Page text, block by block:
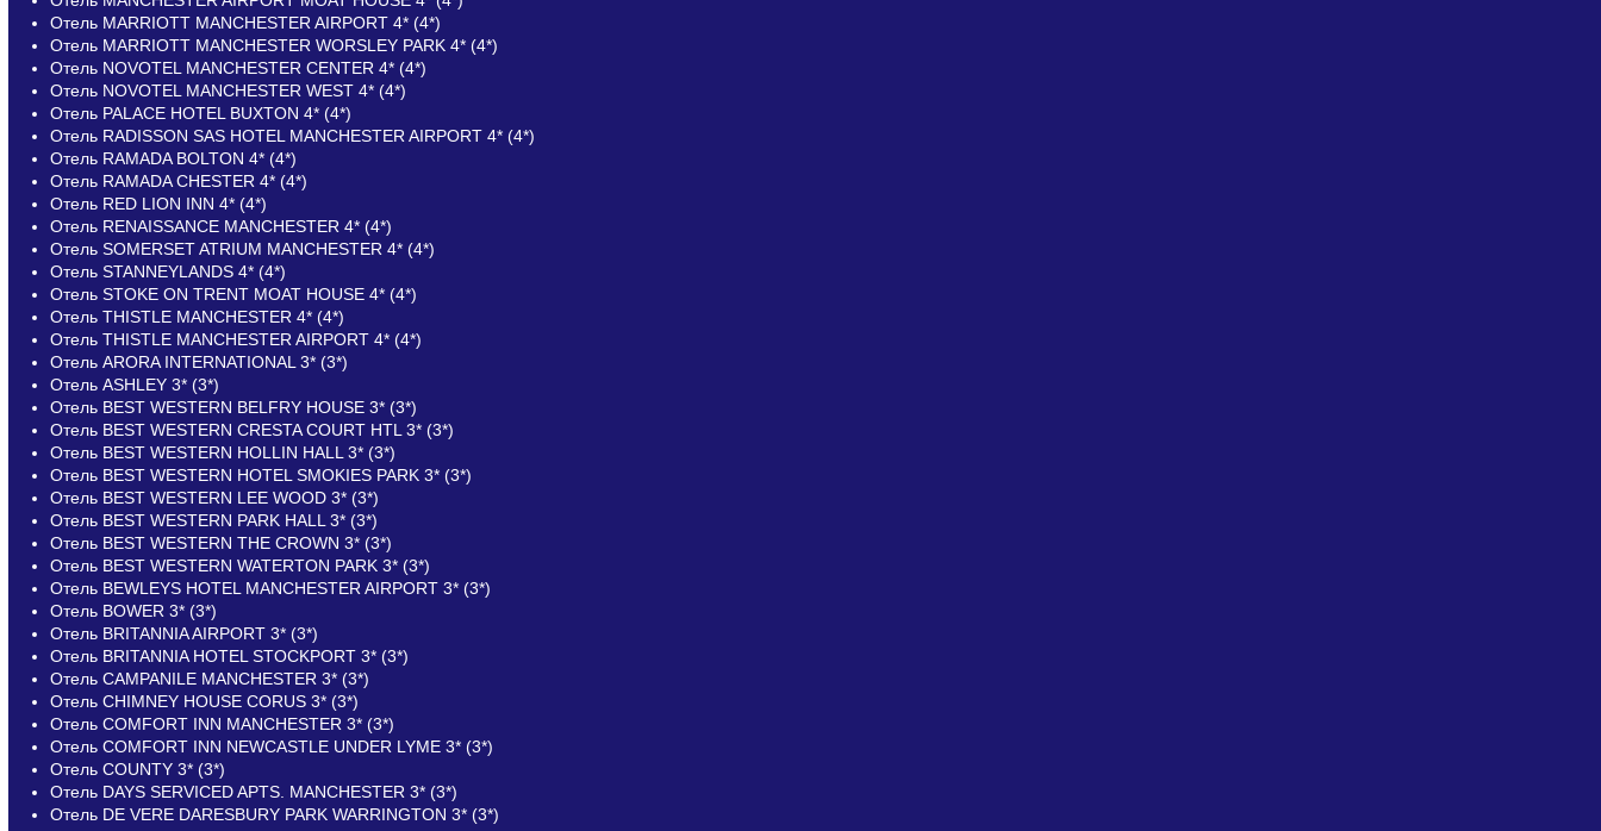
Отель MARRIOTT MANCHESTER AIRPORT 4* (4*)
Отель MARRIOTT MANCHESTER WORSLEY PARK 4* (4*)
Отель NOVOTEL MANCHESTER CENTER 4* (4*)
Отель NOVOTEL MANCHESTER WEST 4* (4*)
Отель PALACE HOTEL BUXTON 4* (4*)
Отель RADISSON SAS HOTEL MANCHESTER AIRPORT 4* (4*)
Отель RAMADA BOLTON 4* (4*)
Отель RAMADA CHESTER 4* (4*)
Отель RED LION INN 4* (4*)
Отель RENAISSANCE MANCHESTER 4* (4*)
Отель SOMERSET ATRIUM MANCHESTER 4* (4*)
Отель STANNEYLANDS 4* (4*)
Отель STOKE ON TRENT MOAT HOUSE 4* (4*)
Отель THISTLE MANCHESTER 4* (4*)
Отель THISTLE MANCHESTER AIRPORT 4* (4*)
Отель ARORA INTERNATIONAL 3* (3*)
Отель ASHLEY 3* (3*)
Отель BEST WESTERN BELFRY HOUSE 3* (3*)
Отель BEST WESTERN CRESTA COURT HTL 3* (3*)
Отель BEST WESTERN HOLLIN HALL 3* (3*)
Отель BEST WESTERN HOTEL SMOKIES PARK 3* (3*)
Отель BEST WESTERN LEE WOOD 3* (3*)
Отель BEST WESTERN PARK HALL 3* (3*)
Отель BEST WESTERN THE CROWN 3* (3*)
Отель BEST WESTERN WATERTON PARK 3* (3*)
Отель BEWLEYS HOTEL MANCHESTER AIRPORT 3* (3*)
Отель BOWER 3* (3*)
Отель BRITANNIA AIRPORT 3* (3*)
Отель BRITANNIA HOTEL STOCKPORT 3* (3*)
Отель CAMPANILE MANCHESTER 3* (3*)
Отель CHIMNEY HOUSE CORUS 3* (3*)
Отель COMFORT INN MANCHESTER 3* (3*)
Отель COMFORT INN NEWCASTLE UNDER LYME 3* (3*)
Отель COUNTY 3* (3*)
Отель DAYS SERVICED APTS. MANCHESTER 3* (3*)
Отель DE VERE DARESBURY PARK WARRINGTON 3* (3*)